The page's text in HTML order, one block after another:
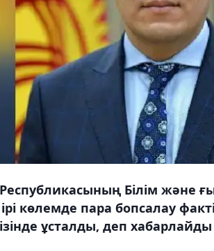
Білім және
көлемде пара бопсалау
ұсталды, деп